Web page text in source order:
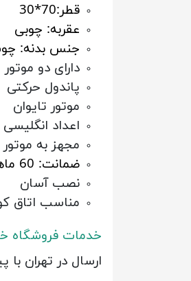
قطر:70*30
عقربه: چوبی
جنس بدنه:
دارای دو موتور
پاندول حرکتی
موتور تایوان
اعداد انگلیسی
مجهز به
ضمانت: 60 ماهه
نصب آسان
مناسب اتاق
خدمات فروشگاه
ارسال در تهران